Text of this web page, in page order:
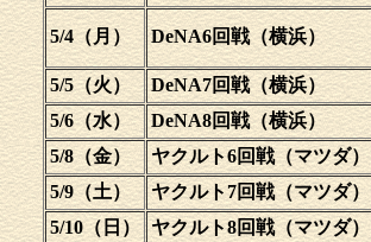
5/4（月） DeNA6回戦（横浜）
5/5（火）
DeNA7回戦（横浜）
5/6（水）
DeNA8回戦（横浜）
5/8（金）
ヤクルト6回戦（マツダ）
5/9（土）
ヤクルト7回戦（マツダ）
5/10（日） ヤクルト8回戦（マツダ）